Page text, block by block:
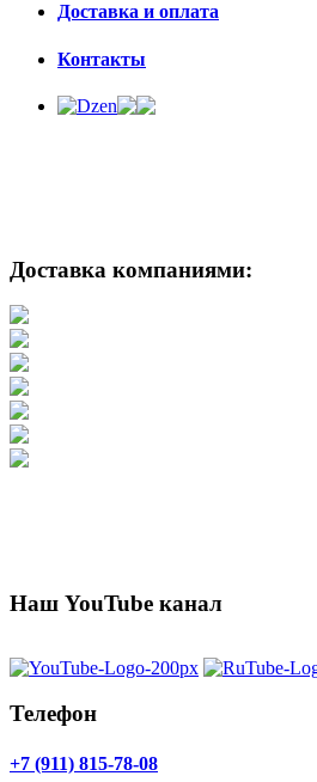
Доставка и оплата
Контакты
Доставка компаниями:
Наш YouTube канал
Телефон
+7 (911) 815-78-08